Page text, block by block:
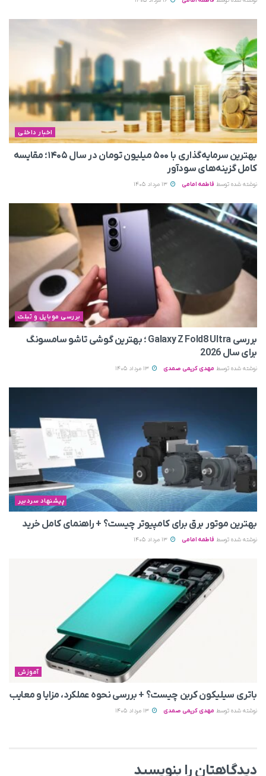
اخبار داخلی
بهترین سرمایه‌گذاری با ۵۰۰ میلیون تومان در سال ۱۴۰۵؛ مقایسه
کامل گزینه‌های سودآور
نوشته شده توسط فاطمه امامی
بررسی موبایل و تبلت
بررسی Galaxy Z Fold8 Ultra ؛ بهترین گوشی تاشو سامسونگ
برای سال 2026
نوشته شده توسط مهدی کریمی صمدی
پیشنهاد سردبیر
بهترین موتور برق برای کامپیوتر چیست؟ + راهنمای کامل خرید
نوشته شده توسط فاطمه امامی
آموزش
باتری سیلیکون کربن چیست؟ + بررسی نحوه عملکرد، مزایا و معایب
نوشته شده توسط مهدی کریمی صمدی
دیدگاهتان را بنویسید